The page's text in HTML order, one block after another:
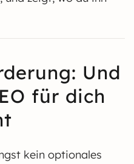
Und
für dich
kein optionales